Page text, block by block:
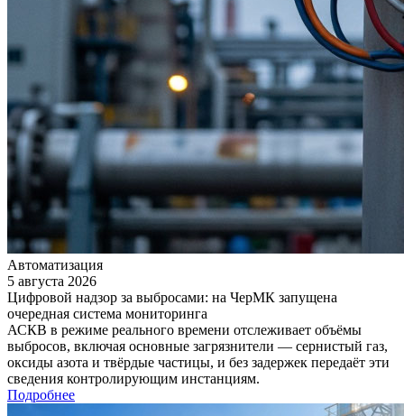
Автоматизация
5 августа 2026
Цифровой надзор за выбросами: на ЧерМК запущена
очередная система мониторинга
АСКВ в режиме реального времени отслеживает объёмы
выбросов, включая основные загрязнители — сернистый газ,
оксиды азота и твёрдые частицы, и без задержек передаёт эти
сведения контролирующим инстанциям.
Подробнее